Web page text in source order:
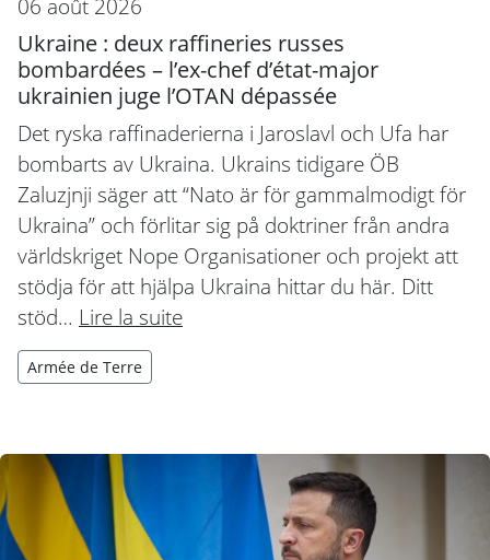
Ukraine : deux raffineries russes
bombardées – l’ex-chef d’état-major
ukrainien juge l’OTAN dépassée
Det ryska raffinaderierna i Jaroslavl och Ufa har
bombarts av Ukraina. Ukrains tidigare ÖB
Zaluzjnji säger att “Nato är för gammalmodigt för
Ukraina” och förlitar sig på doktriner från andra
världskriget Nope Organisationer och projekt att
stödja för att hjälpa Ukraina hittar du här. Ditt
stöd… Lire la suite
Armée de Terre